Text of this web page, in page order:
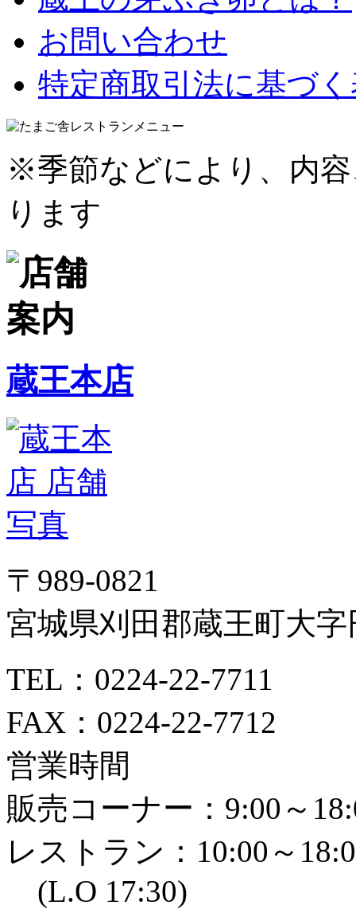
お問い合わせ
特定商取引法に基づ
※季節などにより、内
ります
蔵王本店
〒989-0821
宮城県刈田郡蔵王町大
TEL：0224-22-7711
FAX：0224-22-7712
営業時間
販売コーナー：9:00～
レストラン：10:00～
(L.O 17:30)